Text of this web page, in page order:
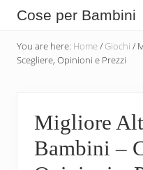
Menu
Skip
main
content
Skip
secondary
navigation
Skip
primary
sidebar
Cose per Bambini
Servono
You are here: Home/ Giochi /
Scegliere, Opinioni e Prezzi
Migliore
Bambini –